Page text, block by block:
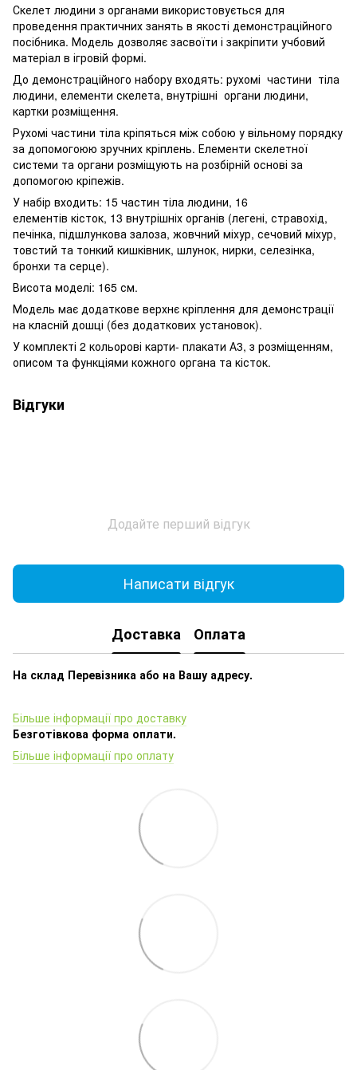
Скелет людини з органами використовується для
проведення практичних занять в якості демонстраційного
посібника. Модель дозволяє засвоїти і закріпити учбовий
матеріал в ігровій формі.
До демонстраційного набору входять: рухомі частини тіла
людини, елементи скелета, внутрішні органи людини,
картки розміщення.
Рухомі частини тіла кріпяться між собою у вільному порядку
за допомогоюю зручних кріплень. Елементи скелетної
системи та органи розміщують на розбірній основі за
допомогою кріпежів.
У набір входить: 15 частин тіла людини, 16
елементів кісток, 13 внутрішніх органів (легені, стравохід,
печінка, підшлункова залоза, жовчний міхур, сечовий міхур,
товстий та тонкий кишківник, шлунок, нирки, селезінка,
бронхи та серце).
Висота моделі: 165 см.
Модель має додаткове верхнє кріплення для демонстрації
на класній дошці (без додаткових установок).
У комплекті 2 кольорові карти- плакати А3, з розміщенням,
описом та функціями кожного органа та кісток.
Відгуки
Додайте перший відгук
Написати відгук
Доставка Оплата
На склад Перевізника або на Вашу адресу.
Більше інформації про доставку
Безготівкова форма оплати.
Більше інформації про оплату